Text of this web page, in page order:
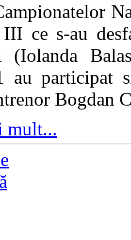
ce s-au
(Iolanda
au
Bogdan
mult...